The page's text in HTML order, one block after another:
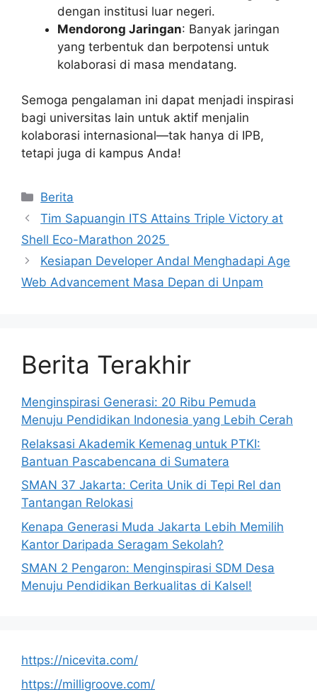
dengan institusi luar negeri.
Mendorong Jaringan: Banyak jaringan
yang terbentuk dan berpotensi untuk
kolaborasi di masa mendatang.
Semoga pengalaman ini dapat menjadi inspirasi
bagi universitas lain untuk aktif menjalin
kolaborasi internasional—tak hanya di IPB,
tetapi juga di kampus Anda!
Kategori
Berita
Tim Sapuangin ITS Attains Triple Victory at
Shell Eco-Marathon 2025
Kesiapan Developer Andal Menghadapi Age
Web Advancement Masa Depan di Unpam
Berita Terakhir
Menginspirasi Generasi: 20 Ribu Pemuda
Menuju Pendidikan Indonesia yang Lebih Cerah
Relaksasi Akademik Kemenag untuk PTKI:
Bantuan Pascabencana di Sumatera
SMAN 37 Jakarta: Cerita Unik di Tepi Rel dan
Tantangan Relokasi
Kenapa Generasi Muda Jakarta Lebih Memilih
Kantor Daripada Seragam Sekolah?
SMAN 2 Pengaron: Menginspirasi SDM Desa
Menuju Pendidikan Berkualitas di Kalsel!
https://nicevita.com/
https://milligroove.com/